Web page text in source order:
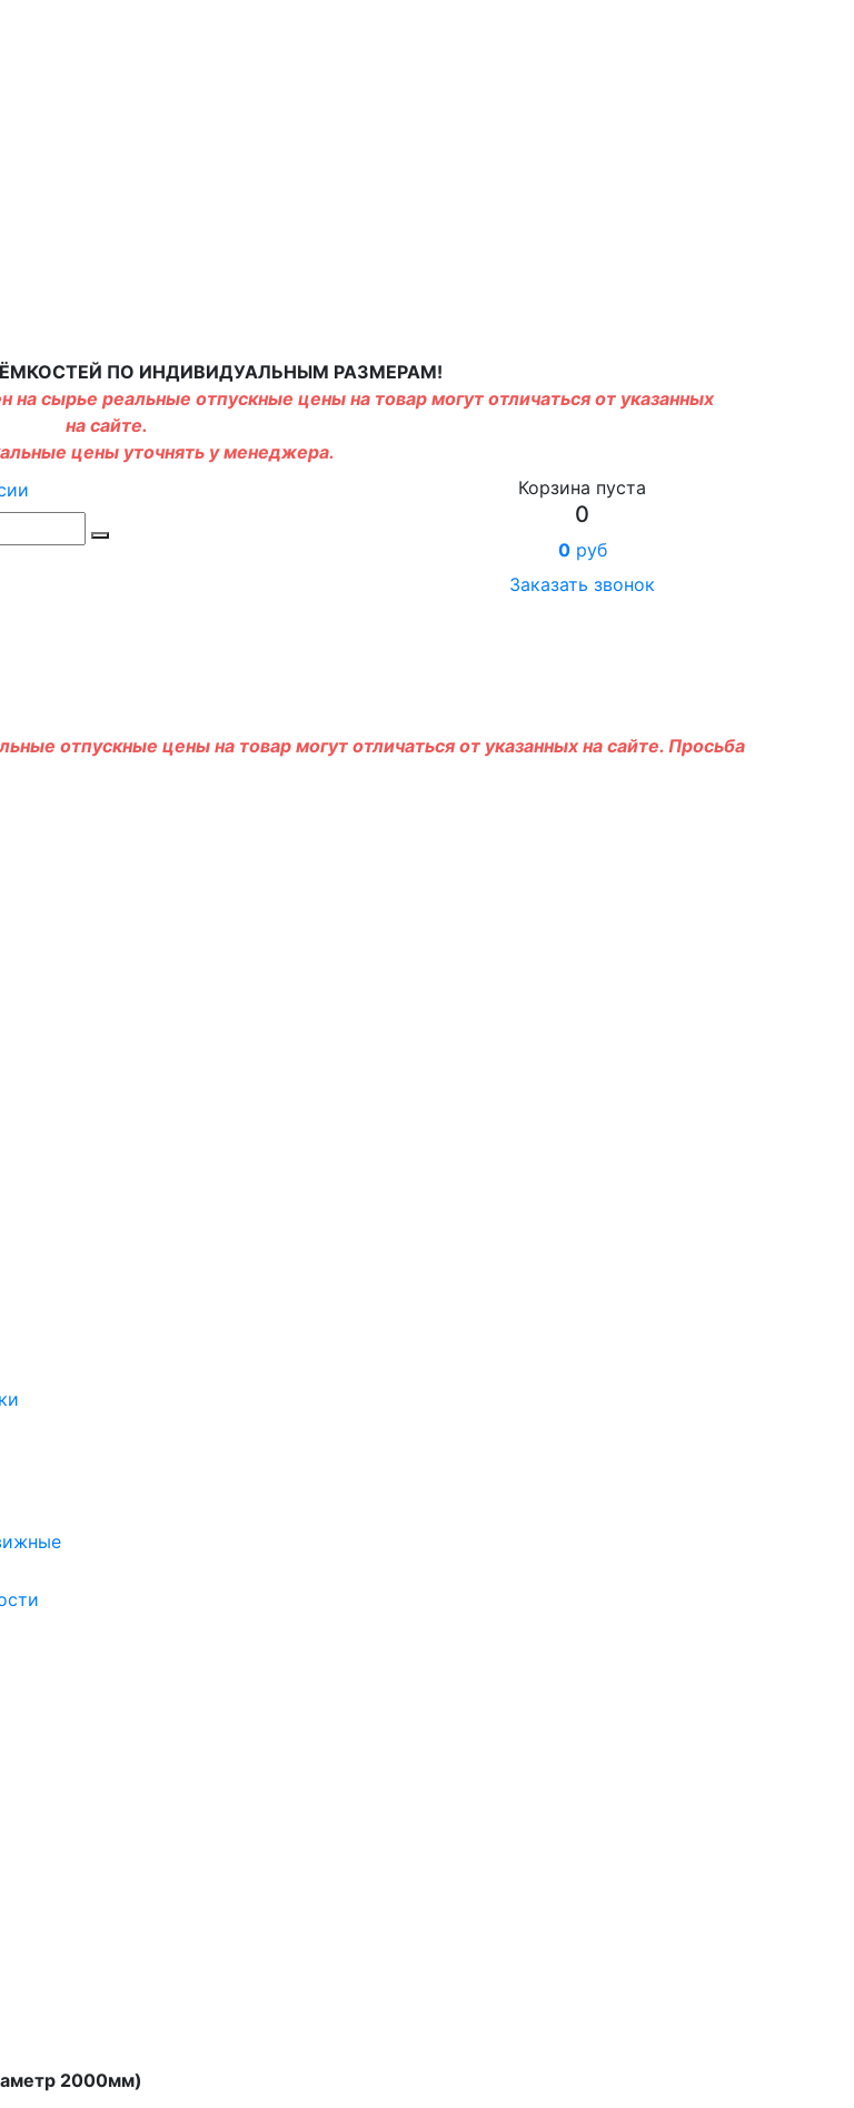
ПО ИНДИВИДУАЛЬНЫМ РАЗМЕРАМ!
сырье реальные отпускные цены на товар могут отличаться от указанных
на сайте.
цены уточнять у менеджера.
Корзина пуста
0
0руб
Заказать звонок
отпускные цены на товар могут отличаться от указанных на сайте. Просьба
2000мм)